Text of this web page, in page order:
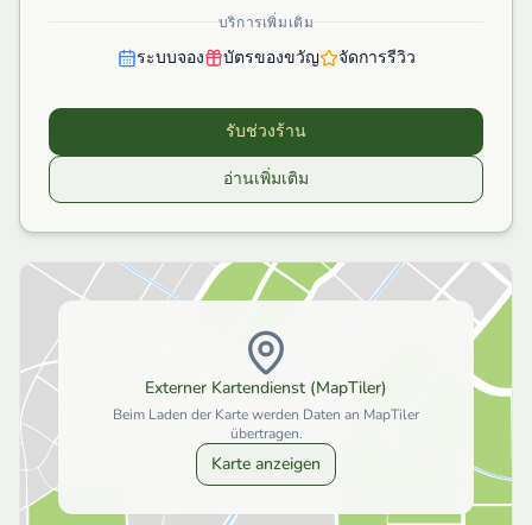
บริการเพิ่มเติม
ระบบจอง บัตรของขวัญ จัดการรีวิว
รับช่วงร้าน
อ่านเพิ่มเติม
Externer Kartendienst (MapTiler)
Beim Laden der Karte werden Daten an MapTiler
übertragen.
Karte anzeigen